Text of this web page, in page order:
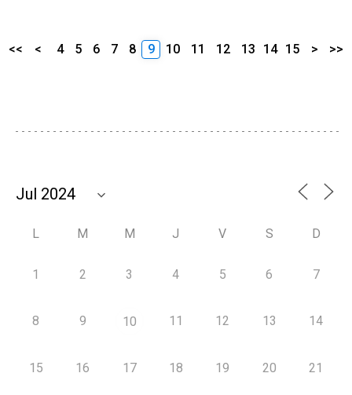
<< < 4 5 6 7 8 9 10 11 12 13 14 15 > >>
L M M J V S D
1 2 3 4 5 6 7
8 9 10 11 12 13 14
15 16 17 18 19 20 21